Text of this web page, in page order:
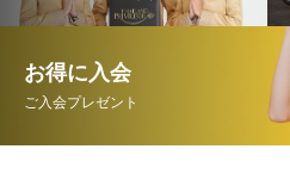
お得に入会
ご入会プレゼント